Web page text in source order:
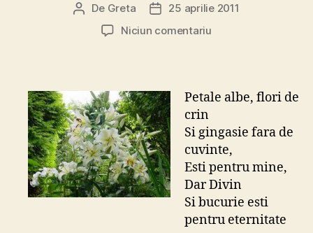
Autor
articol
De Greta
Dată25 aprilie 2011
Niciun comentariula
Petale albe, flori de
crin
Si gingasie fara de
cuvinte,
Esti pentru mine,
Dar Divin
Si bucurie esti
pentru eternitate